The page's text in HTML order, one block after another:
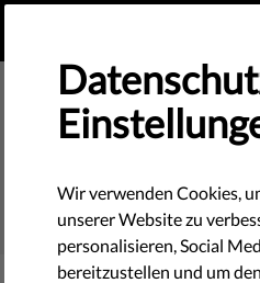
Wir verwenden Cookies,
unserer Website zu
personalisieren, Social
bereitzustellen und um